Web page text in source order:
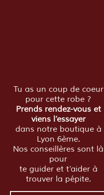
Tu as un coup de coeur
pour cette robe ?
Prends rendez-vous et
viens l’essayer
dans notre boutique à
Lyon 6ème.
Nos conseillères sont là
pour
te guider et t’aider à
trouver la pépite.